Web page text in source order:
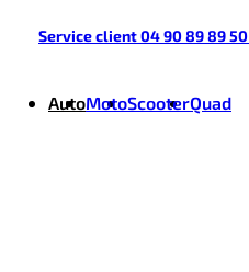
Service client 04 90 89 89 50
AutoMotoScooterQuad